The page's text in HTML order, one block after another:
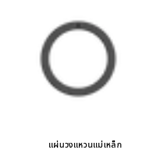
แผ่นวงแหวนแม่เหล็ก